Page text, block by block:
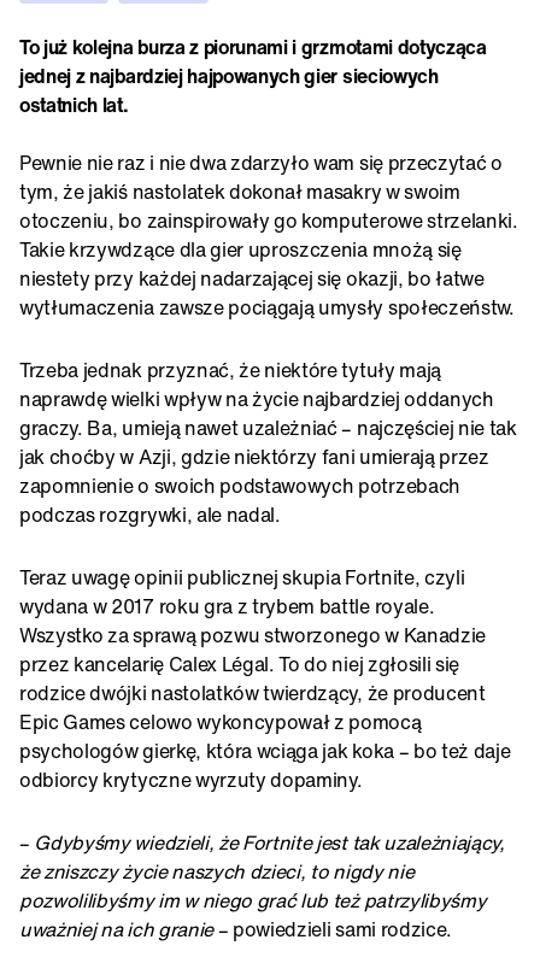
To już kolejna burza z piorunami i grzmotami dotycząca
jednej z najbardziej hajpowanych gier sieciowych
ostatnich lat.
Pewnie nie raz i nie dwa zdarzyło wam się przeczytać o
tym, że jakiś nastolatek dokonał masakry w swoim
otoczeniu, bo zainspirowały go komputerowe strzelanki.
Takie krzywdzące dla gier uproszczenia mnożą się
niestety przy każdej nadarzającej się okazji, bo łatwe
wytłumaczenia zawsze pociągają umysły społeczeństw.
Trzeba jednak przyznać, że niektóre tytuły mają
naprawdę wielki wpływ na życie najbardziej oddanych
graczy. Ba, umieją nawet uzależniać – najczęściej nie tak
jak choćby w Azji, gdzie niektórzy fani umierają przez
zapomnienie o swoich podstawowych potrzebach
podczas rozgrywki, ale nadal.
Teraz uwagę opinii publicznej skupia Fortnite, czyli
wydana w 2017 roku gra z trybem battle royale.
Wszystko za sprawą pozwu stworzonego w Kanadzie
przez kancelarię Calex Légal. To do niej zgłosili się
rodzice dwójki nastolatków twierdzący, że producent
Epic Games celowo wykoncypował z pomocą
psychologów gierkę, która wciąga jak koka – bo też daje
odbiorcy krytyczne wyrzuty dopaminy.
– Gdybyśmy wiedzieli, że Fortnite jest tak uzależniający,
że zniszczy życie naszych dzieci, to nigdy nie
pozwolilibyśmy im w niego grać lub też patrzylibyśmy
uważniej na ich granie– powiedzieli sami rodzice.